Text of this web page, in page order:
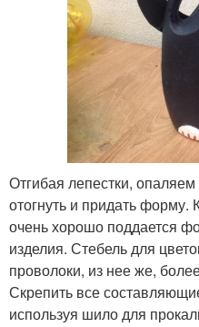
Отгибая лепестки,
отогнуть и придать форму.
очень хорошо поддается
изделия. Стебель для
проволоки, из нее же,
Скрепить все
используя шило для